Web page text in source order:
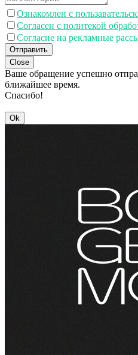
Ознакомлен с
Согласен с политекой
Согласие на рекламные
Отправить
Close
Ваше обращение успешно
ближайшее время.
Спасибо!
Ok